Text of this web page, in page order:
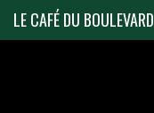
LE CAFÉ DU BOULEVARD